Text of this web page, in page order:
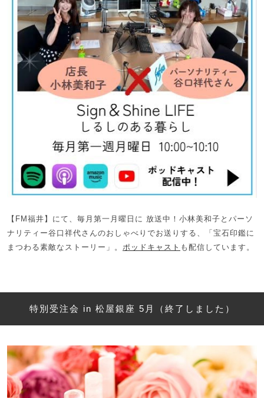
【FM福井】にて、毎月第一月曜日に 放送中！小林美和子とパーソ
ナリティー谷口祥代さんのおしゃべりでお送りする、「宝石印鑑に
まつわる素敵なストーリー」。 ポッドキャスト も配信しています。
特別受注会 in 松屋銀座 5月（終了しました）